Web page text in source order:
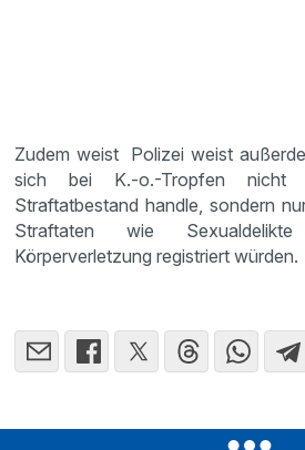
Zudem weist Polizei weist
sich bei K.-o.-Tropfen nicht
Straftatbestand handle, sondern
Straftaten wie
Körperverletzung registriert würden.